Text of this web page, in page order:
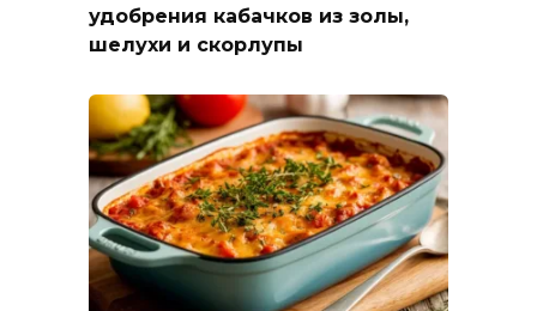
удобрения кабачков из золы,
шелухи и скорлупы